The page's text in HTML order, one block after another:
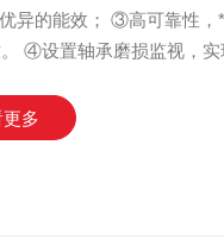
异的能效； ③高可靠性，
④设置轴承磨损监视，实
多